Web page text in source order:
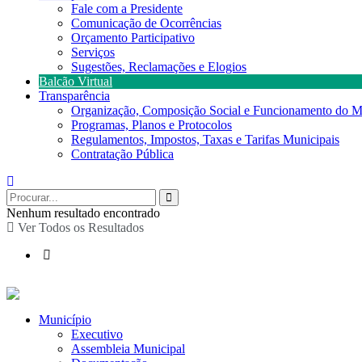
Fale com a Presidente
Comunicação de Ocorrências
Orçamento Participativo
Serviços
Sugestões, Reclamações e Elogios
Balcão Virtual
Transparência
Organização, Composição Social e Funcionamento do
Programas, Planos e Protocolos
Regulamentos, Impostos, Taxas e Tarifas Municipais
Contratação Pública
Nenhum resultado encontrado
Ver Todos os Resultados
Município
Executivo
Assembleia Municipal